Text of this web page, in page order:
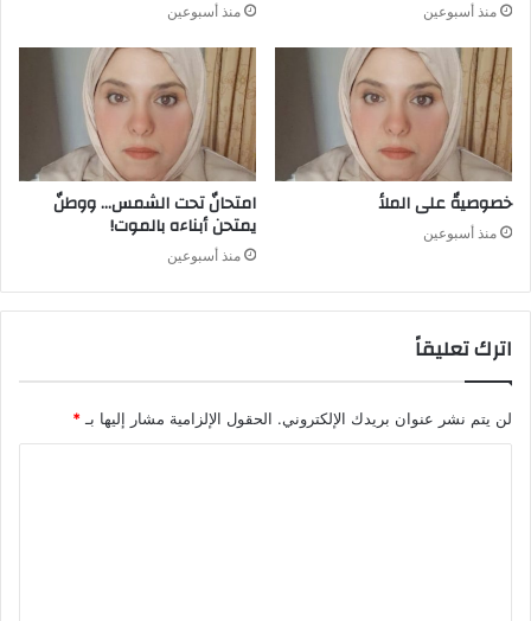
منذ أسبوعين منذ أسبوعين
خصوصيةٌ على الملأ
منذ أسبوعين
امتحانٌ تحت الشمس… ووطنٌ
يمتحن أبناءه بالموت!
منذ أسبوعين
اترك تعليقاً
لن يتم نشر عنوان بريدك الإلكتروني. الحقول الإلزامية مشار إليها بـ *